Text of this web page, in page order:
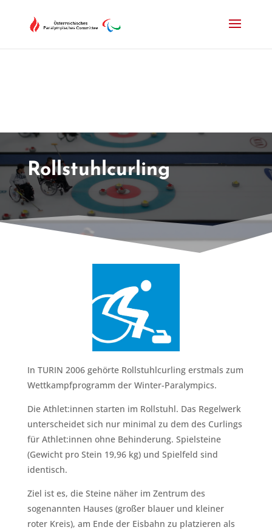
Rollstuhlcurling
In TURIN 2006 gehörte Rollstuhlcurling erstmals zum
Wettkampfprogramm der Winter-Paralympics.
Die Athlet:innen starten im Rollstuhl. Das Regelwerk
unterscheidet sich nur minimal zu dem des Curlings
für Athlet:innen ohne Behinderung. Spielsteine
(Gewicht pro Stein 19,96 kg) und Spielfeld sind
identisch.
Ziel ist es, die Steine näher im Zentrum des
sogenannten Hauses (großer blauer und kleiner
roter Kreis), am Ende der Eisbahn zu platzieren als